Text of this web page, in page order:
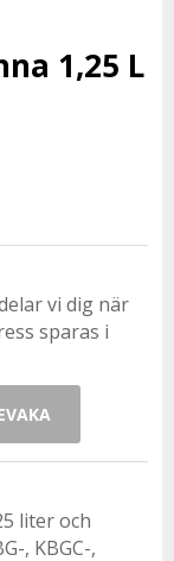
1,25 L
vi dig när
sparas i
liter och
, KBGC-,